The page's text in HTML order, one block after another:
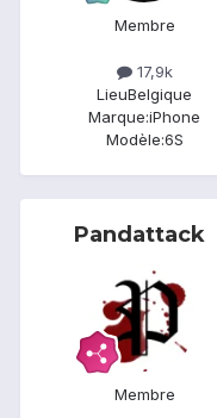
Membre
17,9k
LieuBelgique
Marque:iPhone
Modèle:6S
Pandattack
Membre